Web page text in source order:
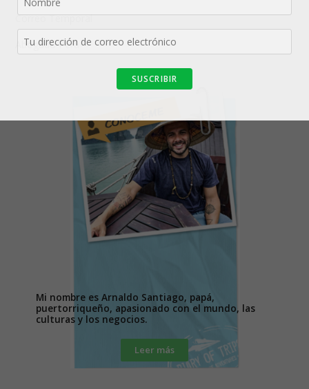
Correo Temporal
Abogado Perú
Mi nombre es Arnaldo Santiago, papá,
puertorriqueño, apasionado con el mundo, las
culturas y los negocios.
Leer más